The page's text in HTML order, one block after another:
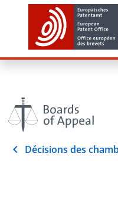
Décisions des